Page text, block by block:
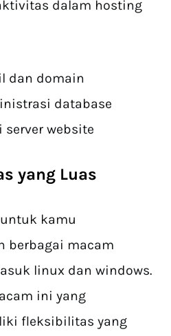
dalam hosting
dan domain
database
website
yang Luas
kamu
berbagai macam
linux dan windows.
ini yang
fleksibilitas yang